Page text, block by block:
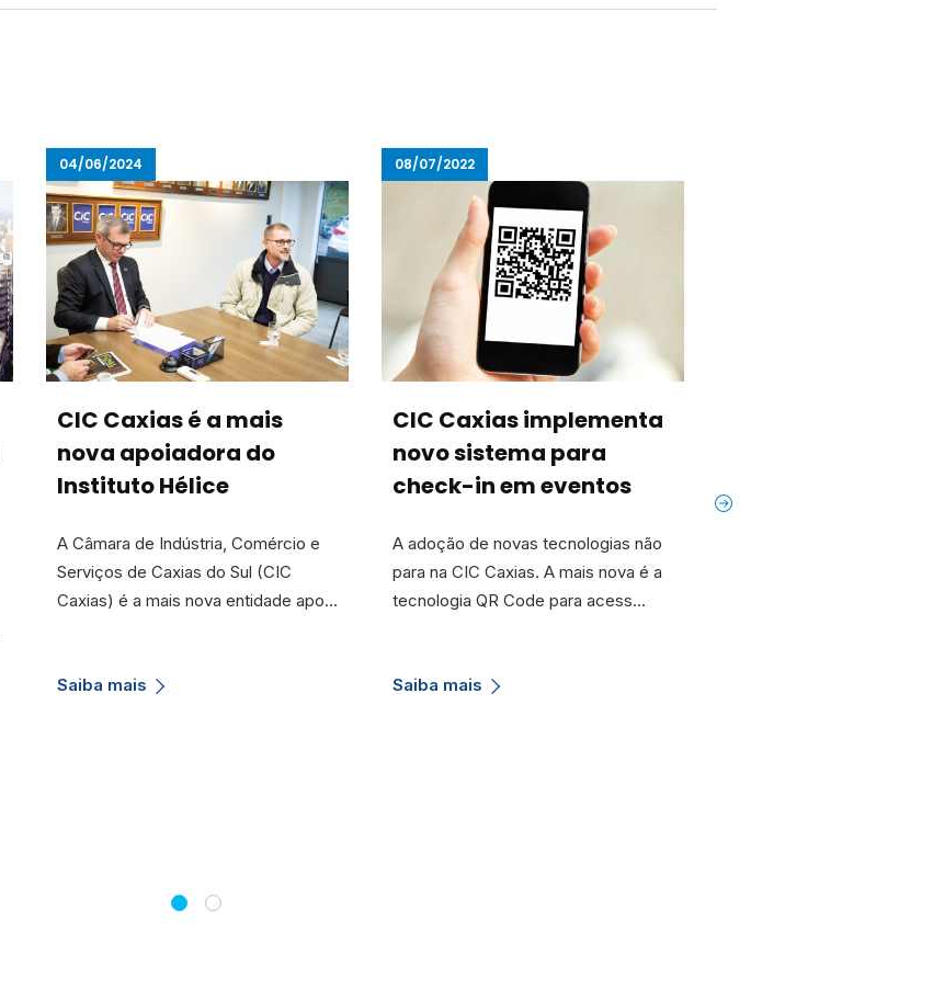
04/06/2024
CIC Caxias é a mais
nova apoiadora do
Instituto Hélice
A Câmara de Indústria, Comércio e
Serviços de Caxias do Sul (CIC
Caxias) é a mais nova entidade apo…
Saiba mais
08/07/2022
CIC Caxias implementa
novo sistema para
check-in em eventos
A adoção de novas tecnologias não
para na CIC Caxias. A mais nova é a
tecnologia QR Code para acess…
Saiba mais
terminal